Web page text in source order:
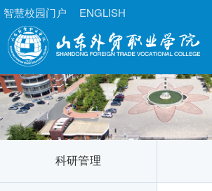
智慧校园门户 ENGLISH
科研管理